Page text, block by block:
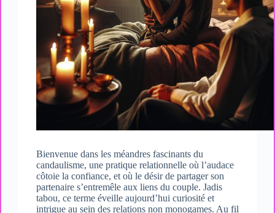
Bienvenue dans les méandres fascinants du
candaulisme, une pratique relationnelle où l’audace
côtoie la confiance, et où le désir de partager son
partenaire s’entremêle aux liens du couple. Jadis
tabou, ce terme éveille aujourd’hui curiosité et
intrigue au sein des relations non monogames. Au fil